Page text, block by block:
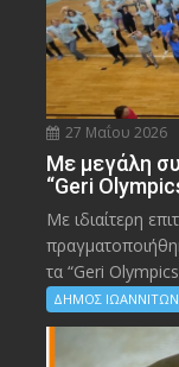
27 Μαΐου 2026
Με μεγάλη
“Geri
Με ιδιαίτερη
τα “Geri
ΔΗΜΟΣ ΙΩΑΝΝΙΤΩΝ